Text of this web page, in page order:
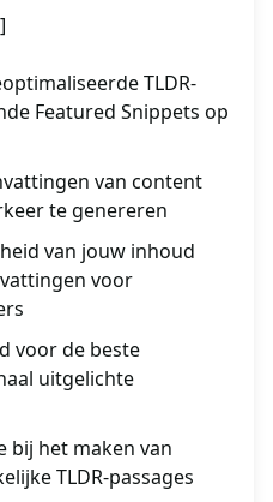
TLDR-
Featured Snippets op
van content
te genereren
van jouw inhoud
voor
voor de beste
uitgelichte
bij het maken van
TLDR-passages